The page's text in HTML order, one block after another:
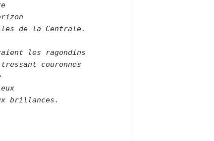
de la Centrale.
les ragondins
couronnes
aux brillances.